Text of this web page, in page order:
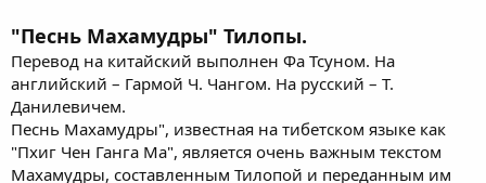
"Песнь Махамудры" Тилопы.
Перевод на китайский выполнен Фа Тсуном. На
английский – Гармой Ч. Чангом. На русский – Т.
Данилевичем.
Песнь Махамудры", известная на тибетском языке как
"Пхиг Чен Ганга Ма", является очень важным текстом
Махамудры, составленным Тилопой и переданным им